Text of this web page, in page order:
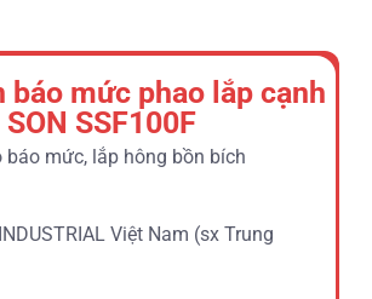
báo mức phao lắp cạnh
SON SSF100F
báo mức, lắp hông bồn bích
Việt Nam (sx Trung